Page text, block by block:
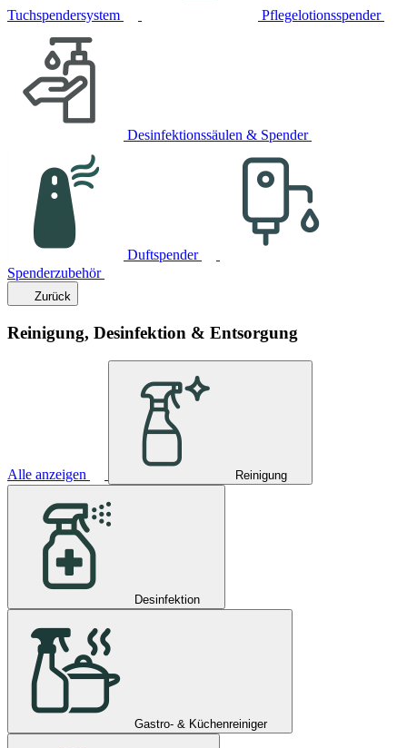
Tuchspendersystem Pflegelotionsspender
Desinfektionssäulen & Spender
Duftspender
Spenderzubehör
Zurück
Reinigung, Desinfektion & Entsorgung
Alle anzeigen Reinigung
Desinfektion
Gastro- & Küchenreiniger